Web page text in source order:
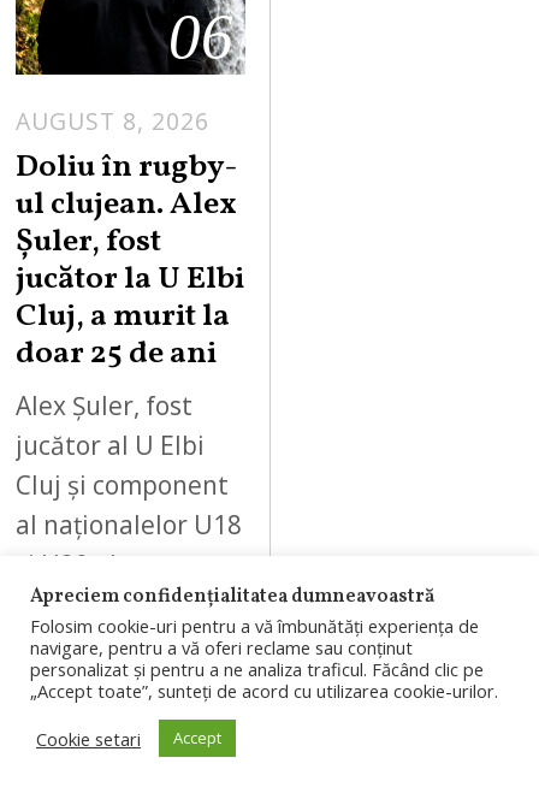
06
AUGUST 8, 2026
Doliu în rugby-
ul clujean. Alex
Șuler, fost
jucător la U Elbi
Cluj, a murit la
doar 25 de ani
Alex Șuler, fost
jucător al U Elbi
Cluj și component
al naționalelor U18
și U20 ale
României, a murit
la doar 25…
Apreciem confidențialitatea dumneavoastră
Folosim cookie-uri pentru a vă îmbunătăți experiența de
navigare, pentru a vă oferi reclame sau conținut
personalizat și pentru a ne analiza traficul. Făcând clic pe
„Accept toate”, sunteți de acord cu utilizarea cookie-urilor.
Cookie setari
Accept